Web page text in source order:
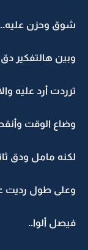
شوق وحزن عليه..
وبين هالتفكير
ترردت أرد عليه
وضاع الوقت
لكنه مامل ودق
وعلى طول رديت
فيصل ألوا..